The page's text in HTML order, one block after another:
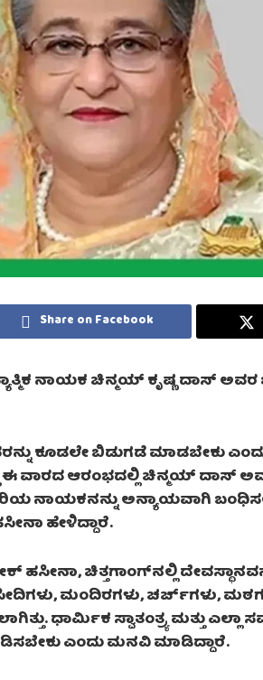
Share on Facebook
ನಾಯಕ ಚಿನ್ಮಯ್ ಕೃಷ್ಣ ದಾಸ್
ಕೂಡಲೇ ಬಿಡುಗಡೆ ಮಾಡಬೇಕು
ಆರಂಭದಲ್ಲಿ ಚಿನ್ಮಯ್ ದಾಸ್
ನಾಯಕನನ್ನು ಅನ್ಯಾಯವಾಗಿ
ಹೇಳಿದ್ದಾರೆ.
ಚಿತ್ತಗಾಂಗ್‌ನಲ್ಲಿ
ಮಂದಿರಗಳು, ಚರ್ಚ್‌ಗಳು,
ಧಾರ್ಮಿಕ ಸ್ವಾತಂತ್ರ್ಯ ಮತ್ತು
ಎಂದು ಮನವಿ ಮಾಡಿದ್ದಾರೆ.